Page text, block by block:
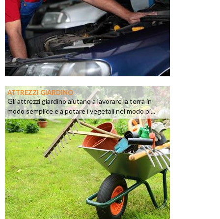
ATTREZZI GIARDINO
Gli attrezzi giardino aiutano a lavorare la terra in
modo semplice e a potare i vegetali nel modo pi...